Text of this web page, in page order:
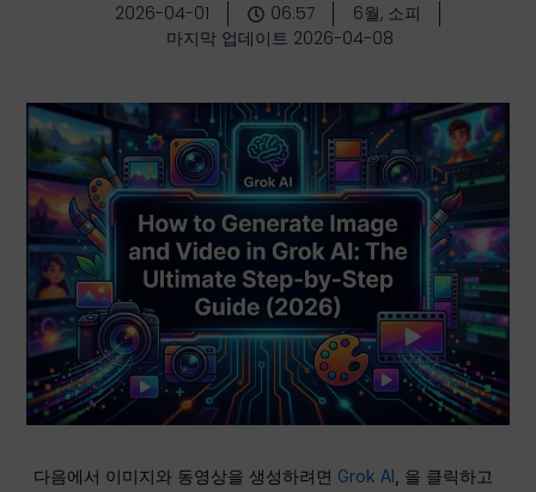
2026-04-01 06:57
6월, 소피
마지막 업데이트 2026-04-08
다음에서 이미지와 동영상을 생성하려면 Grok AI , 을 클릭하고